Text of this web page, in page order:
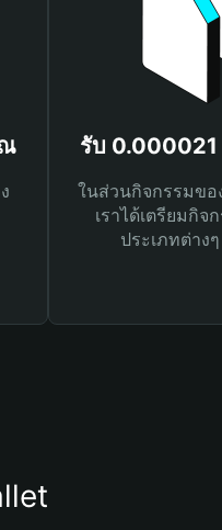
รับ
ในส่วนกิจกรรมขอ
เราได้เตรียมกิจ
ประเภทต่าง